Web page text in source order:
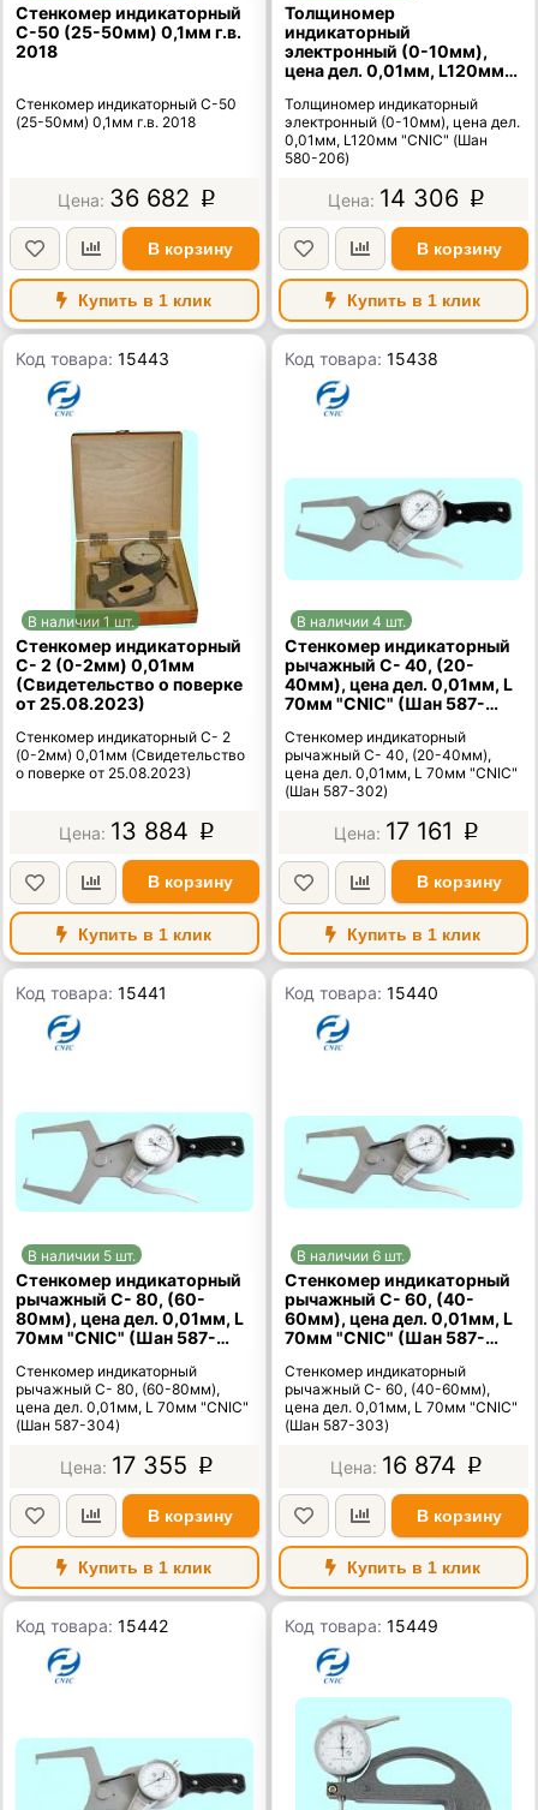
Стенкомер индикаторный
С-50 (25-50мм) 0,1мм г.в.
2018
Стенкомер индикаторный С-50
(25-50мм) 0,1мм г.в. 2018
36 682 p
В корзину
Купить в 1 клик
Толщиномер
индикаторный
электронный (0-10мм),
цена дел. 0,01мм, L120мм
Толщиномер индикаторный
электронный (0-10мм), цена дел.
0,01мм, L120мм "CNIC" (Шан
580-206)
14 306 p
В корзину
Купить в 1 клик
Код товара:15443
В наличии 1 шт.
Стенкомер индикаторный
С- 2 (0-2мм) 0,01мм
(Свидетельство о поверке
от 25.08.2023)
Стенкомер индикаторный С- 2
(0-2мм) 0,01мм (Свидетельство
о поверке от 25.08.2023)
13 884 p
В корзину
Купить в 1 клик
Код товара:15438
В наличии 4 шт.
Стенкомер индикаторный
рычажный С- 40, (20-
40мм), цена дел. 0,01мм, L
70мм "CNIC" (Шан 587-
Стенкомер индикаторный
рычажный С- 40, (20-40мм),
цена дел. 0,01мм, L 70мм "CNIC"
(Шан 587-302)
17 161 p
В корзину
Купить в 1 клик
Код товара:15441
В наличии 5 шт.
Стенкомер индикаторный
рычажный С- 80, (60-
80мм), цена дел. 0,01мм, L
70мм "CNIC" (Шан 587-
Стенкомер индикаторный
рычажный С- 80, (60-80мм),
цена дел. 0,01мм, L 70мм "CNIC"
(Шан 587-304)
17 355 p
В корзину
Купить в 1 клик
Код товара:15440
В наличии 6 шт.
Стенкомер индикаторный
рычажный С- 60, (40-
60мм), цена дел. 0,01мм, L
70мм "CNIC" (Шан 587-
Стенкомер индикаторный
рычажный С- 60, (40-60мм),
цена дел. 0,01мм, L 70мм "CNIC"
(Шан 587-303)
16 874 p
В корзину
Купить в 1 клик
Код товара:15442 Код товара:15449